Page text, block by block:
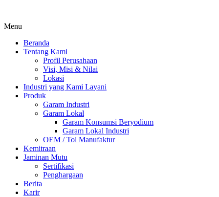
Menu
Beranda
Tentang Kami
Profil Perusahaan
Visi, Misi & Nilai
Lokasi
Industri yang Kami Layani
Produk
Garam Industri
Garam Lokal
Garam Konsumsi Beryodium
Garam Lokal Industri
OEM / Tol Manufaktur
Kemitraan
Jaminan Mutu
Sertifikasi
Penghargaan
Berita
Karir